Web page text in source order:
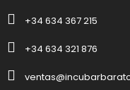
+34 634 367 215
+34 634 321 876